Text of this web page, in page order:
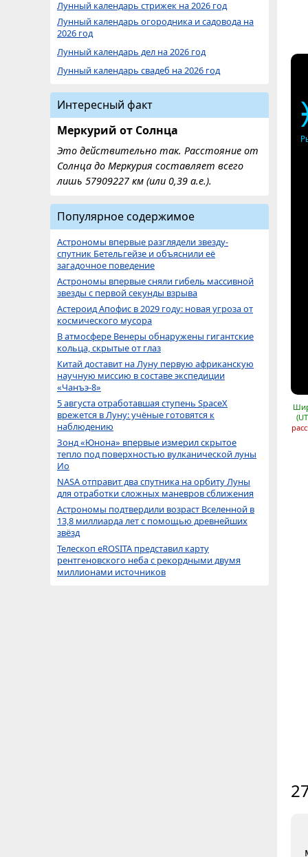
Лунный календарь стрижек на 2026 год
Лунный календарь огородника и садовода на
2026 год
Лунный календарь дел на 2026 год
Лунный календарь свадеб на 2026 год
Интересный факт
Меркурий от Солнца
Это действительно так. Расстояние от
Солнца до Меркурия составляет всего
лишь 57909227 км (или 0,39 а.е.).
Популярное содержимое
Астрономы впервые разглядели звезду-
спутник Бетельгейзе и объяснили её
загадочное поведение
Астрономы впервые сняли гибель массивной
звезды с первой секунды взрыва
Астероид Апофис в 2029 году: новая угроза от
космического мусора
В атмосфере Венеры обнаружены гигантские
кольца, скрытые от глаз
Китай доставит на Луну первую африканскую
научную миссию в составе экспедиции
«Чанъэ-8»
5 августа отработавшая ступень SpaceX
врежется в Луну: учёные готовятся к
наблюдению
Зонд «Юнона» впервые измерил скрытое
тепло под поверхностью вулканической луны
Ио
NASA отправит два спутника на орбиту Луны
для отработки сложных маневров сближения
Астрономы подтвердили возраст Вселенной в
13,8 миллиарда лет с помощью древнейших
звёзд
Телескоп eROSITA представил карту
рентгеновского неба с рекордными двумя
миллионами источников